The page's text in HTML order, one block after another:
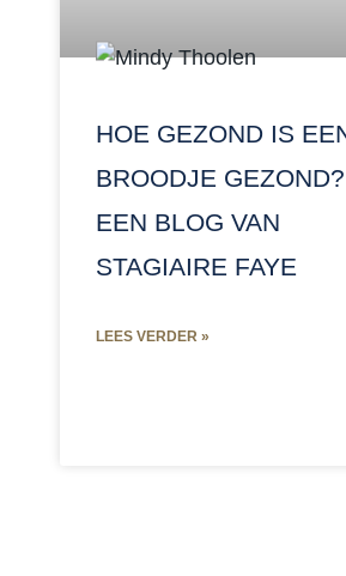
HOE GEZOND IS
BROODJE GEZOND?
EEN BLOG VAN
STAGIAIRE FAYE
LEES VERDER »